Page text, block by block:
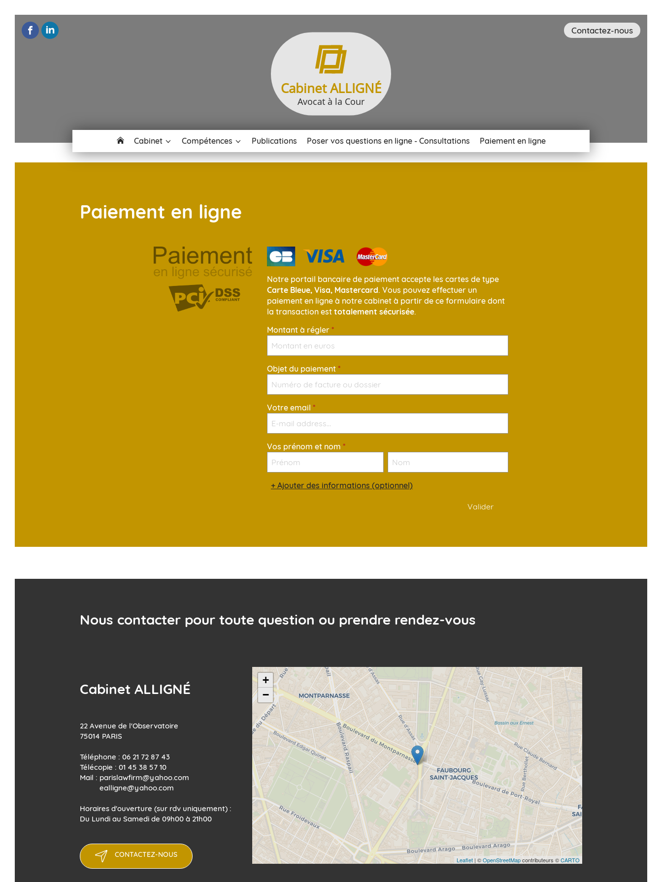
Cabinet ALLIGNÉ
Avocat à la Cour
Cabinet Compétences Publications Poser vos questions en ligne - Consultations Paiement en ligne
Contactez-nous
Paiement en ligne
Notre portail bancaire de paiement accepte les cartes de type
Carte Bleue, Visa, Mastercard. Vous pouvez effectuer un
paiement en ligne à notre cabinet à partir de ce formulaire dont
la transaction est totalement sécurisée.
Montant à régler *
Objet du paiement *
Votre email *
Vos prénom et nom *
+ Ajouter des informations (optionnel)
Valider
Nous contacter pour toute question ou prendre rendez-vous
Cabinet ALLIGNÉ
22 Avenue de l'Observatoire
75014 PARIS
Téléphone : 06 21 72 87 43
Télécopie : 01 45 38 57 10
Mail : parislawfirm@yahoo.com
​​​​​​​ ealligne@yahoo.com
Horaires d'ouverture (sur rdv uniquement) :
Du Lundi au Samedi de 09h00 à 21h00
CONTACTEZ-NOUS
+
−
Leaflet| ©OpenStreetMapcontributeurs ©CARTO